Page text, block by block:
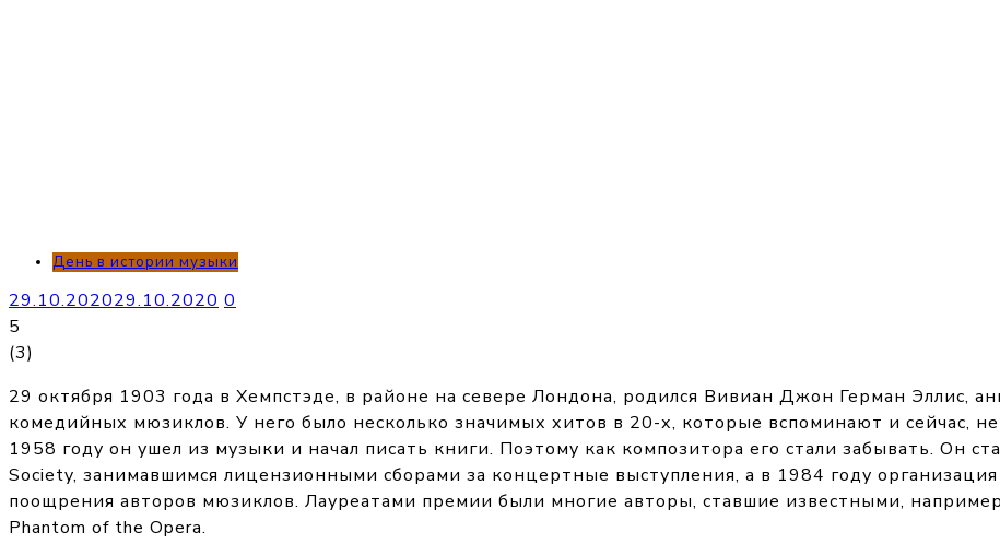
День в истории музыки
29.10.202029.10.2020 0
5
(3)
29 октября 1903 года в Хемпстэде, в районе на севере Лондона, родился Вивиан Джон Герман Эллис,
комедийных мюзиклов. У него было несколько значимых хитов в 20-х, которые вспоминают и сейчас,
1958 году он ушел из музыки и начал писать книги. Поэтому как композитора его стали забывать. Он
Society, занимавшимся лицензионными сборами за концертные выступления, а в 1984 году
поощрения авторов мюзиклов. Лауреатами премии были многие авторы, ставшие известными,
Phantom of the Opera.